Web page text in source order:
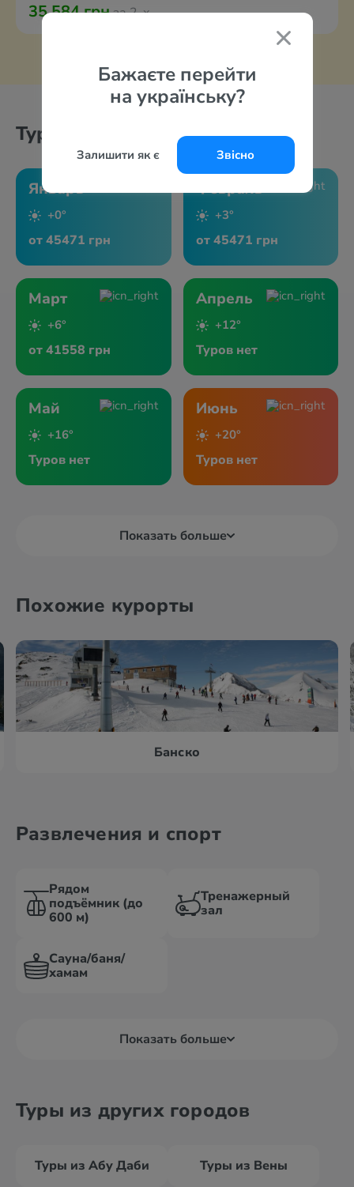
Бажаєте перейти
на українську?
Залишити як є Звісно
35 584 грнза 2-х
Туры по месяцам
Январь
+0°
от 45471 грн
Февраль
+3°
от 45471 грн
Март
+6°
от 41558 грн
Апрель
+12°
Туров нет
Май
+16°
Туров нет
Июнь
+20°
Туров нет
Показать больше
Похожие курорты
Банско
Развлечения и спорт
Рядом
подъёмник (до
600 м)
Тренажерный
зал
Сауна/баня/
хамам
Показать больше
Туры из других городов
Туры из Абу Даби Туры из Вены